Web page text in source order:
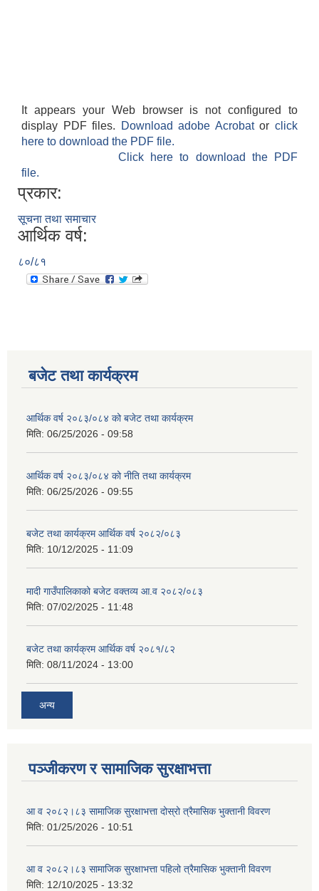
It appears your Web browser is not configured to
display PDF files.
Download adobe Acrobatorclick
here to download the PDF file.
Click here to download the PDF
file.
प्रकार:
सूचना तथा समाचार
आर्थिक वर्ष:
८०/८१
बजेट तथा कार्यक्रम
आर्थिक वर्ष २०८३/०८४ को बजेट तथा कार्यक्रम
मिति: 06/25/2026 - 09:58
आर्थिक वर्ष २०८३/०८४ को नीति तथा कार्यक्रम
मिति: 06/25/2026 - 09:55
बजेट तथा कार्यक्रम आर्थिक वर्ष २०८२/०८३
मिति: 10/12/2025 - 11:09
मादी गाउँपालिकाको बजेट वक्तव्य आ.व २०८२/०८३
मिति: 07/02/2025 - 11:48
बजेट तथा कार्यक्रम आर्थिक वर्ष २०८१/८२
मिति: 08/11/2024 - 13:00
अन्य
पञ्जीकरण र सामाजिक सुरक्षाभत्ता
आ व २०८२।८३ सामाजिक सुरक्षाभत्ता दोस्रो त्रैमासिक भुक्तानी विवरण
मिति: 01/25/2026 - 10:51
आ व २०८२।८३ सामाजिक सुरक्षाभत्ता पहिलो त्रैमासिक भुक्तानी विवरण
मिति: 12/10/2025 - 13:32